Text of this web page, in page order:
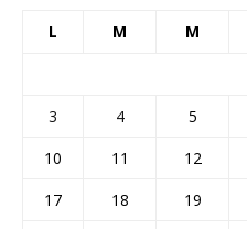
L M M
3
4 5
10
11 12
17
18 19